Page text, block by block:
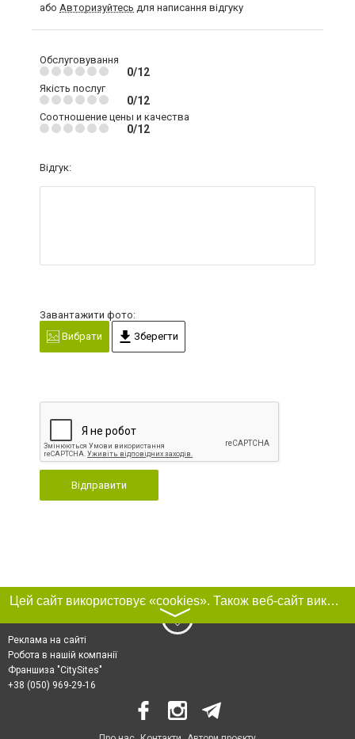
або Авторизуйтесь для написання відгуку
Обслуговування
0/12
Якість послуг
0/12
Соотношение цены и качества
0/12
Відгук:
Завантажити фото:
Вибрати
Зберегти
Відправити
Цей сайт використовує «cookies». Також веб-сайт використовує інтернет-сервіс для збору технічних даних стосовно відвідувачів з метою отримання маркетингової та статистичної інформації. Умови обробки даних відвідувачів сайту див.
〉
Реклама на сайті
Робота в нашій компанії
Франшиза "CitySites"
+38 (050) 969-29-16